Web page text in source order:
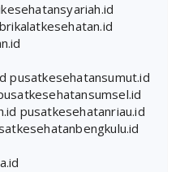
pusatkesehatansumut.id
pusatkesehatanriau.id